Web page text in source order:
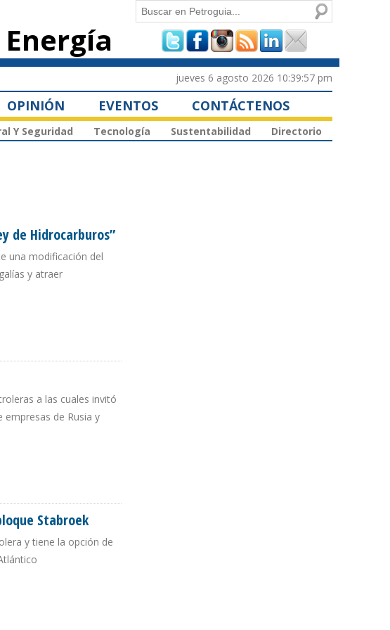
Formulario de
búsqueda
Buscar
jueves 6 agosto 2026 10:39:57 pm
OPINIÓN EVENTOS CONTÁCTENOS
Y Seguridad Tecnología Sustentabilidad Directorio
de Hidrocarburos”
una modificación del
y atraer
a las cuales invitó
de Rusia y
Stabroek
y tiene la opción de